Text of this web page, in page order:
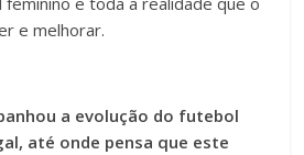
e melhorar.
a evolução do futebol
até onde pensa que este